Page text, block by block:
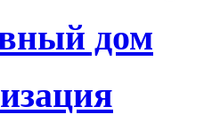
дом